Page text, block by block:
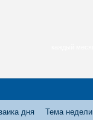
дня Тема недели